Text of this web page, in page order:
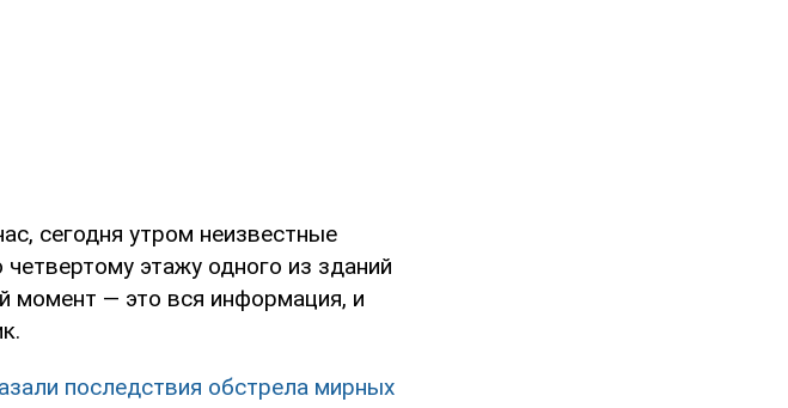
сегодня утром неизвестные
этажу одного из зданий
момент — это вся информация, и
последствия обстрела мирных